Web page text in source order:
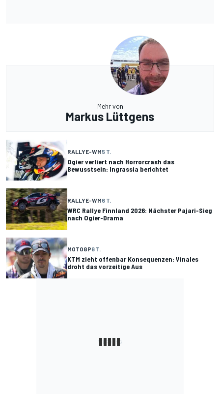
Mehr von
Markus Lüttgens
RALLYE-WM5 T.
Ogier verliert nach Horrorcrash das
Bewusstsein: Ingrassia berichtet
RALLYE-WM6 T.
WRC Rallye Finnland 2026: Nächster Pajari-Sieg
nach Ogier-Drama
MOTOGP6 T.
KTM zieht offenbar Konsequenzen: Vinales
droht das vorzeitige Aus